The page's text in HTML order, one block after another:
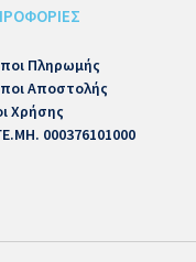
Πληρωμής
Αποστολής
Χρήσης
000376101000